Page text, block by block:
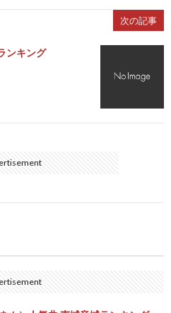
次の記事
ンキング